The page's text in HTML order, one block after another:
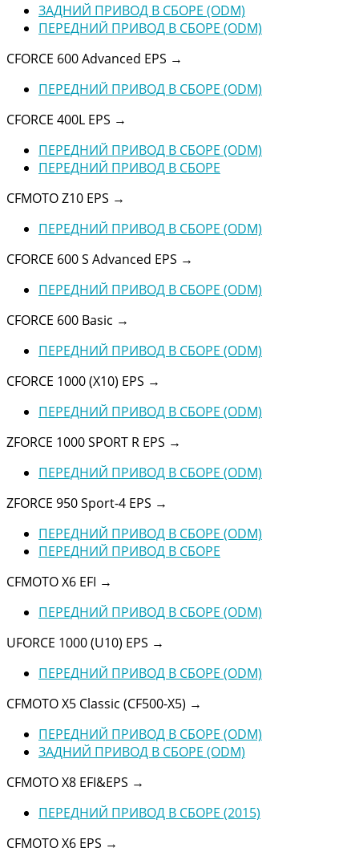
ЗАДНИЙ ПРИВОД В СБОРЕ (ODM)
ПЕРЕДНИЙ ПРИВОД В СБОРЕ (ODM)
CFORCE 600 Advanced EPS →
ПЕРЕДНИЙ ПРИВОД В СБОРЕ (ODM)
CFORCE 400L EPS →
ПЕРЕДНИЙ ПРИВОД В СБОРЕ (ODM)
ПЕРЕДНИЙ ПРИВОД В СБОРЕ
CFMOTO Z10 EPS →
ПЕРЕДНИЙ ПРИВОД В СБОРЕ (ODM)
CFORCE 600 S Advanced EPS →
ПЕРЕДНИЙ ПРИВОД В СБОРЕ (ODM)
CFORCE 600 Basic →
ПЕРЕДНИЙ ПРИВОД В СБОРЕ (ODM)
CFORCE 1000 (X10) EPS →
ПЕРЕДНИЙ ПРИВОД В СБОРЕ (ODM)
ZFORCE 1000 SPORT R EPS →
ПЕРЕДНИЙ ПРИВОД В СБОРЕ (ODM)
ZFORCE 950 Sport-4 EPS →
ПЕРЕДНИЙ ПРИВОД В СБОРЕ (ODM)
ПЕРЕДНИЙ ПРИВОД В СБОРЕ
CFMOTO X6 EFI →
ПЕРЕДНИЙ ПРИВОД В СБОРЕ (ODM)
UFORCE 1000 (U10) EPS →
ПЕРЕДНИЙ ПРИВОД В СБОРЕ (ODM)
CFMOTO X5 Classic (CF500-X5) →
ПЕРЕДНИЙ ПРИВОД В СБОРЕ (ODM)
ЗАДНИЙ ПРИВОД В СБОРЕ (ODM)
CFMOTO X8 EFI&EPS →
ПЕРЕДНИЙ ПРИВОД В СБОРЕ (2015)
CFMOTO X6 EPS →